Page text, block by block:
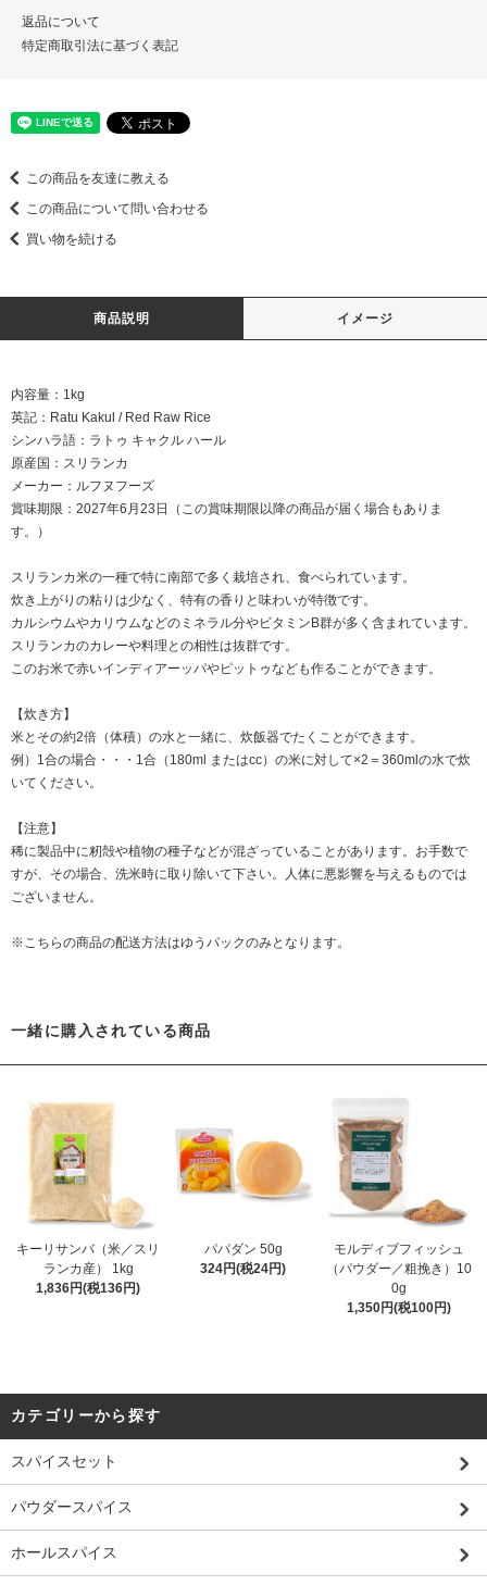
返品について
特定商取引法に基づく表記
この商品を友達に教える
この商品について問い合わせる
買い物を続ける
商品説明 イメージ
内容量：1kg
英記：Ratu Kakul / Red Raw Rice
シンハラ語：ラトゥ キャクル ハール
原産国：スリランカ
メーカー：ルフヌフーズ
賞味期限：2027年6月23日（この賞味期限以降の商品が届く場合もありま
す。）
スリランカ米の一種で特に南部で多く栽培され、食べられています。
炊き上がりの粘りは少なく、特有の香りと味わいが特徴です。
カルシウムやカリウムなどのミネラル分やビタミンB群が多く含まれています。
スリランカのカレーや料理との相性は抜群です。
このお米で赤いインディアーッパやピットゥなども作ることができます。
【炊き方】
米とその約2倍（体積）の水と一緒に、炊飯器でたくことができます。
例）1合の場合・・・1合（180ml またはcc）の米に対して×2＝360mlの水で炊
いてください。
【注意】
稀に製品中に籾殻や植物の種子などが混ざっていることがあります。お手数で
すが、その場合、洗米時に取り除いて下さい。人体に悪影響を与えるものでは
ございません。
※こちらの商品の配送方法はゆうパックのみとなります。
一緒に購入されている商品
キーリサンバ（米／スリ
ランカ産） 1kg
1,836円(税136円)
パパダン 50g
324円(税24円)
モルディブフィッシュ
（パウダー／粗挽き）10
0g
1,350円(税100円)
カテゴリーから探す
スパイスセット
パウダースパイス
ホールスパイス